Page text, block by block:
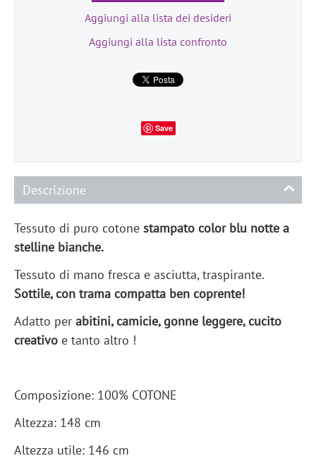
Aggiungi alla lista dei desideri
Aggiungi alla lista confronto
Save
Descrizione
Tessuto di puro cotone stampato color blu notte a
stelline bianche.
Tessuto di mano fresca e asciutta, traspirante.
Sottile, con trama compatta ben coprente!
Adatto per abitini, camicie, gonne leggere, cucito
creativo e tanto altro !
Composizione: 100% COTONE
Altezza: 148 cm
Altezza utile: 146 cm